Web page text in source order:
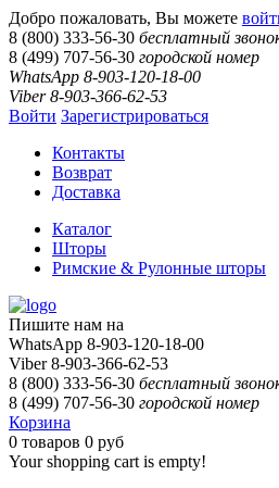
Добро пожаловать, Вы можете
8 (800) 333-56-30 бесплатный
8 (499) 707-56-30 городской номер
WhatsApp 8-903-120-18-00
Viber 8-903-366-62-53
Войти Зарегистрироваться
Контакты
Возврат
Доставка
Каталог
Шторы
Римские & Рулонные шторы
Пишите нам на
WhatsApp 8-903-120-18-00
Viber 8-903-366-62-53
8 (800) 333-56-30 бесплатный
8 (499) 707-56-30 городской номер
Корзина
0 товаров 0 руб
Your shopping cart is empty!